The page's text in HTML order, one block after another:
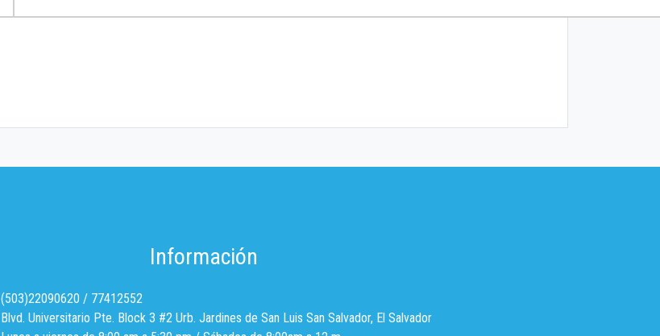
Información
(503)22090620 / 77412552
Blvd. Universitario Pte. Block 3 #2 Urb. Jardines de San Luis San Salvador, El Salvador